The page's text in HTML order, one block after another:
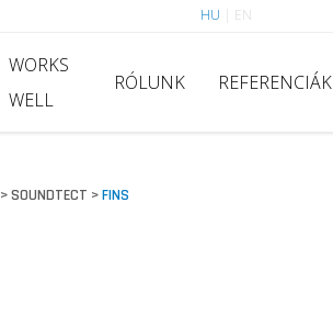
HU EN
WORKS
WELL
RÓLUNK REFERENCIÁK
SOUNDTECT >FINS